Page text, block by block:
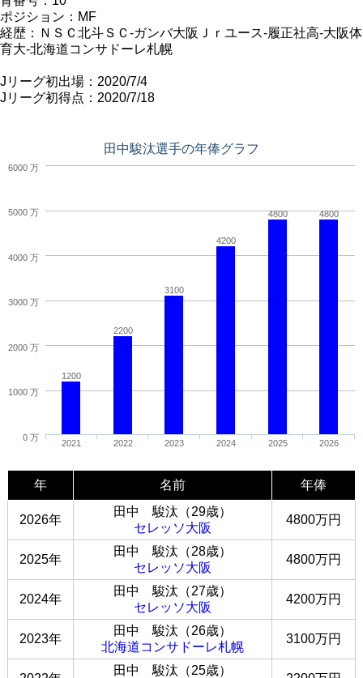
ポジション：MF
経歴：ＮＳＣ北斗ＳＣ-ガンバ大阪Ｊｒユース-履正社高-大阪体
育大-北海道コンサドーレ札幌
Jリーグ初出場：2020/7/4
Jリーグ初得点：2020/7/18
田中駿汰選手の年俸グラフ
1200
2200
3100
4200
4800 4800
2021 2022 2023 2024 2025 2026
0 万
1000 万
2000 万
3000 万
4000 万
5000 万
6000 万
年 名前 年俸
2026年
田中 駿汰（29歳）
セレッソ大阪
4800万円
2025年
田中 駿汰（28歳）
セレッソ大阪
4800万円
2024年
田中 駿汰（27歳）
セレッソ大阪
4200万円
2023年
田中 駿汰（26歳）
北海道コンサドーレ札幌
3100万円
田中 駿汰（25歳）